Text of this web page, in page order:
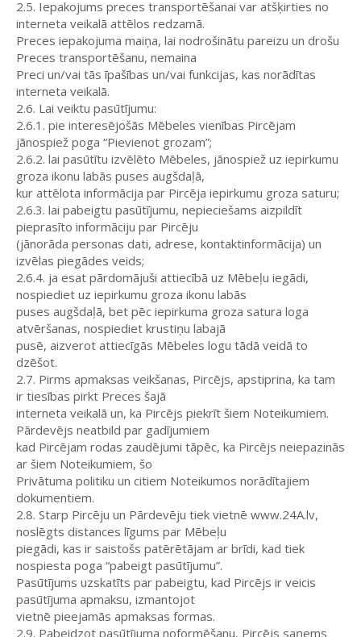
2.5. Iepakojums preces transportēšanai var atšķirties no
interneta veikalā attēlos redzamā.
Preces iepakojuma maiņa, lai nodrošinātu pareizu un drošu
Preces transportēšanu, nemaina
Preci un/vai tās īpašības un/vai funkcijas, kas norādītas
interneta veikalā.
2.6. Lai veiktu pasūtījumu:
2.6.1. pie interesējošās Mēbeles vienības Pircējam
jānospiež poga “Pievienot grozam”;
2.6.2. lai pasūtītu izvēlēto Mēbeles, jānospiež uz iepirkumu
groza ikonu labās puses augšdaļā,
kur attēlota informācija par Pircēja iepirkumu groza saturu;
2.6.3. lai pabeigtu pasūtījumu, nepieciešams aizpildīt
pieprasīto informāciju par Pircēju
(jānorāda personas dati, adrese, kontaktinformācija) un
izvēlas piegādes veids;
2.6.4. ja esat pārdomājuši attiecībā uz Mēbeļu iegādi,
nospiediet uz iepirkumu groza ikonu labās
puses augšdaļā, bet pēc iepirkuma groza satura loga
atvēršanas, nospiediet krustiņu labajā
pusē, aizverot attiecīgās Mēbeles logu tādā veidā to
dzēšot.
2.7. Pirms apmaksas veikšanas, Pircējs, apstiprina, ka tam
ir tiesības pirkt Preces šajā
interneta veikalā un, ka Pircējs piekrīt šiem Noteikumiem.
Pārdevējs neatbild par gadījumiem
kad Pircējam rodas zaudējumi tāpēc, ka Pircējs neiepazinās
ar šiem Noteikumiem, šo
Privātuma politiku un citiem Noteikumos norādītajiem
dokumentiem.
2.8. Starp Pircēju un Pārdevēju tiek vietnē www.24A.lv,
noslēgts distances līgums par Mēbeļu
piegādi, kas ir saistošs patērētājam ar brīdi, kad tiek
nospiesta poga “pabeigt pasūtījumu”.
Pasūtījums uzskatīts par pabeigtu, kad Pircējs ir veicis
pasūtījuma apmaksu, izmantojot
vietnē pieejamās apmaksas formas.
2.9. Pabeidzot pasūtījuma noformēšanu, Pircējs saņems